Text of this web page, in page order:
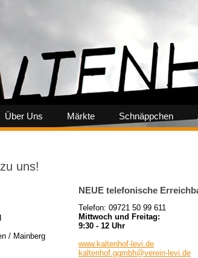
Über Uns Märkte Schnäppchen
uns!
/ Mainberg
NEUE telefonische
Telefon: 09721 50 99 611
Mittwoch und Freitag:
9:30 - 12 Uhr
www.kaltenhof-levi.de
kaltenhof.ggmbh@verein-levi.de